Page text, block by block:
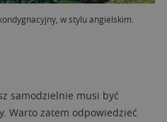
w stylu angielskim.
samodzielnie musi być
Warto zatem odpowiedzieć